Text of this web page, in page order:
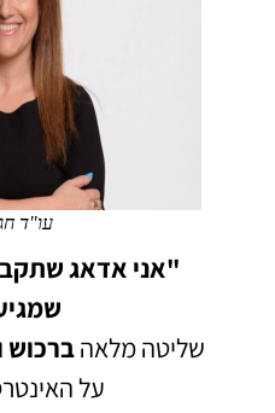
עו"ד
"אני אדאג
שליטה מלאהברכוש
על